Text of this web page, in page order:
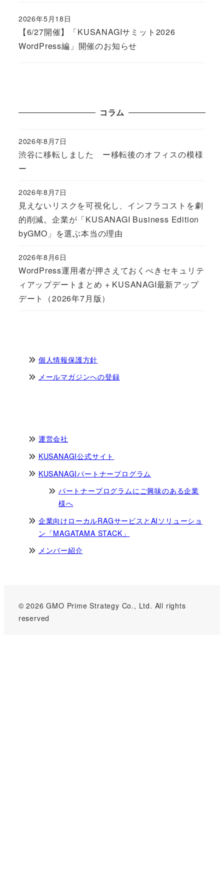
【6/27開催】「KUSANAGIサミット2026
WordPress編」開催のお知らせ
Published
2026年5月18日
コラム
渋谷に移転しました ー移転後のオフィスの模様
ー
Published
2026年8月7日
見えないリスクを可視化し、インフラコストを劇
的削減。企業が「KUSANAGI Business Edition
byGMO」を選ぶ本当の理由
Published
2026年8月7日
WordPress運用者が押さえておくべきセキュリテ
ィアップデートまとめ + KUSANAGI最新アップ
デート（2026年7月版）
Published
2026年8月6日
個人情報保護方針
メールマガジンへの登録
運営会社
KUSANAGI公式サイト
KUSANAGIパートナープログラム
パートナープログラムにご興味のある企業
様へ
企業向けローカルRAGサービスとAIソリューショ
ン「MAGATAMA STACK」
メンバー紹介
© 2026 GMO Prime Strategy Co., Ltd. All rights
reserved